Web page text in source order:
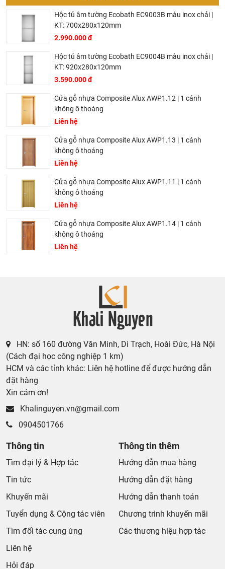
Hộc tủ âm tường Ecobath EC9003B màu inox chải |
KT: 700x280x120mm
2.990.000 đ
Hộc tủ âm tường Ecobath EC9004B màu inox chải |
KT: 920x280x120mm
3.590.000 đ
Cửa gỗ nhựa Composite Alux AWP1.12 | 1 cánh
không ô thoáng
Liên hệ
Cửa gỗ nhựa Composite Alux AWP1.13 | 1 cánh
không ô thoáng
Liên hệ
Cửa gỗ nhựa Composite Alux AWP1.11 | 1 cánh
không ô thoáng
Liên hệ
Cửa gỗ nhựa Composite Alux AWP1.14 | 1 cánh
không ô thoáng
Liên hệ
HN: số 160 đường Văn Minh, Di Trạch, Hoài Đức, Hà Nội
(Cách đại học công nghiệp 1 km)
HCM và các tỉnh khác: Liên hệ hotline để được hướng dẫn
đặt hàng
Xin cảm ơn!
Khalinguyen.vn@gmail.com
0904501766
Thông tin
Tìm đại lý & Hợp tác
Tin tức
Khuyến mãi
Tuyển dụng & Cộng tác viên
Tìm đối tác cung ứng
Liên hệ
Hỏi đáp
Thông tin thêm
Hướng dẫn mua hàng
Hướng dẫn đặt hàng
Hướng dẫn thanh toán
Chương trình khuyến mãi
Các thương hiệu hợp tác